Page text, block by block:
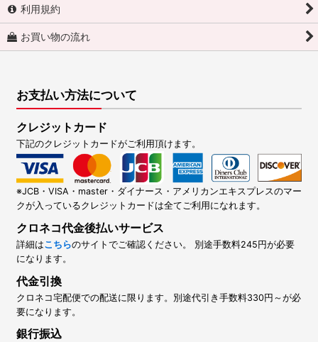
利用規約
お買い物の流れ
お支払い方法について
クレジットカード
下記のクレジットカードがご利用頂けます。
※JCB・VISA・master・ダイナース・アメリカンエキスプレスのマー
クが入っているクレジットカードは全てご利用になれます。
クロネコ代金後払いサービス
詳細はこちらのサイトでご確認ください。 別途手数料245円が必要
になります。
代金引換
クロネコ宅配便での配送に限ります。別途代引き手数料330円～が必
要になります。
銀行振込